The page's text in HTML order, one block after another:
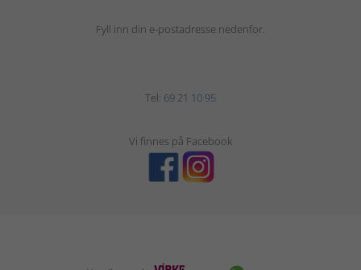
Fyll inn din e-postadresse nedenfor.
Tel: 69 21 10 95
Vi finnes på Facebook